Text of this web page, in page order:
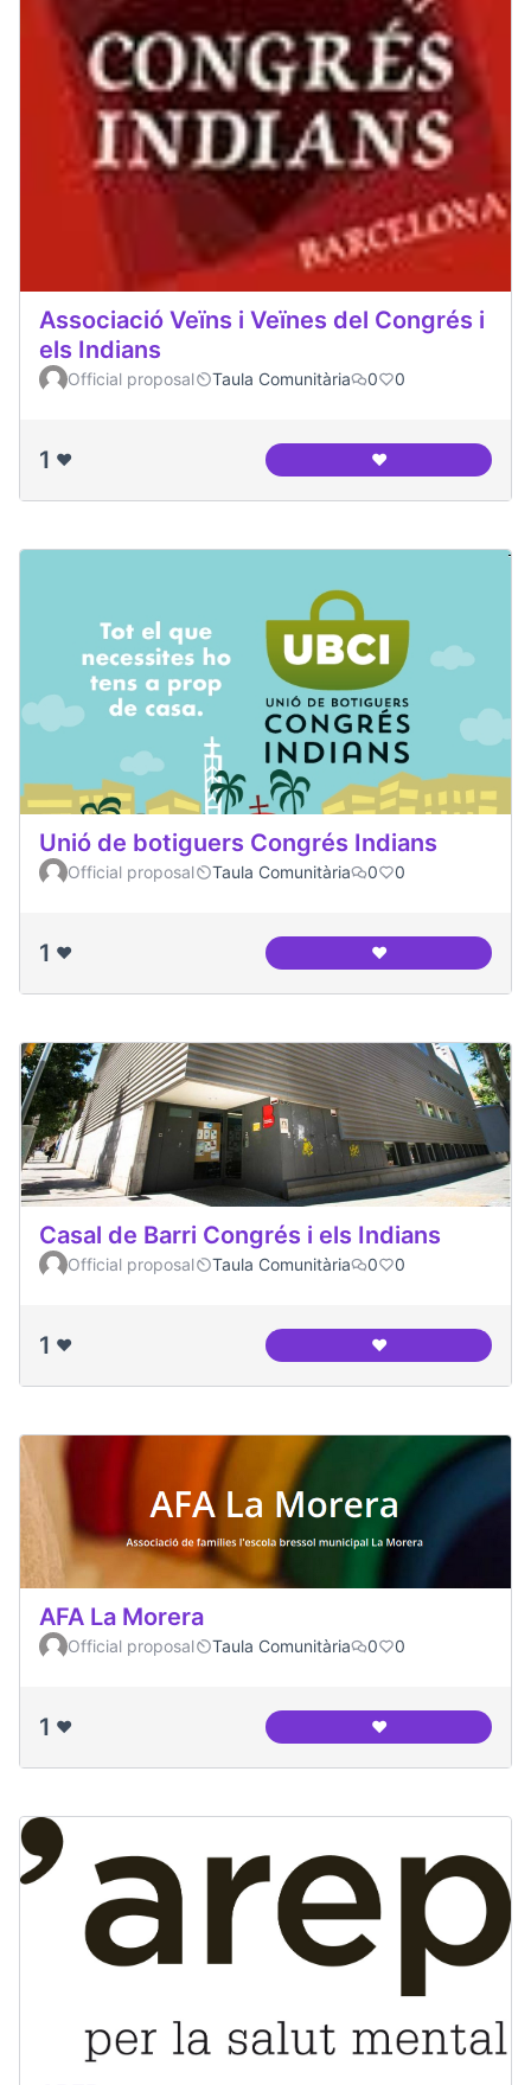
Associació Veïns i Veïnes del Congrés i
els Indians
Official proposal Taula Comunitària 0 0
1 ❤️ ❤️Associació Veïns i
Unió de botiguers Congrés Indians
Official proposal Taula Comunitària 0 0
1 ❤️ ❤️Unió de botiguers
Casal de Barri Congrés i els Indians
Official proposal Taula Comunitària 0 0
1 ❤️ ❤️Casal de Barri
AFA La Morera
Official proposal Taula Comunitària 0 0
1 ❤️ ❤️AFA La Morera